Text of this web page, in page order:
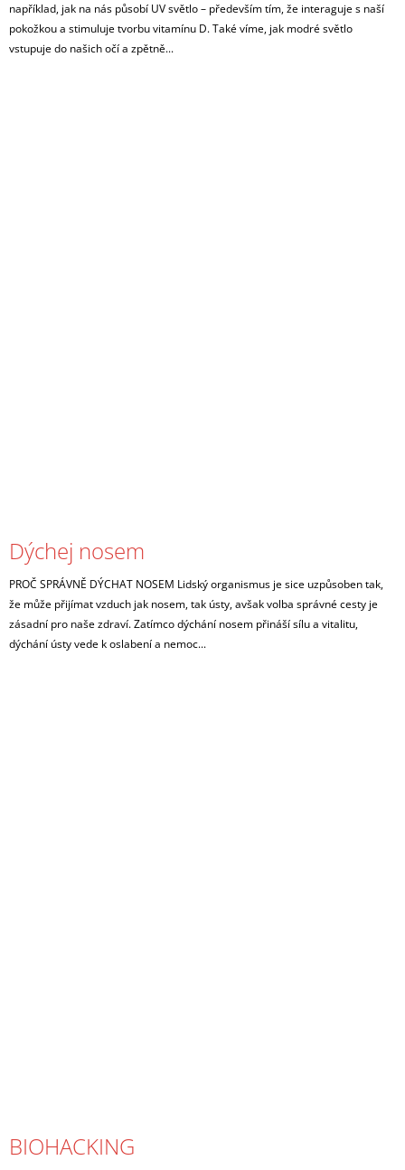
například, jak na nás působí UV světlo – především tím, že interaguje s naší
pokožkou a stimuluje tvorbu vitamínu D. Také víme, jak modré světlo
vstupuje do našich očí a zpětně...
Dýchej nosem
PROČ SPRÁVNĚ DÝCHAT NOSEM Lidský organismus je sice uzpůsoben tak,
že může přijímat vzduch jak nosem, tak ústy, avšak volba správné cesty je
zásadní pro naše zdraví. Zatímco dýchání nosem přináší sílu a vitalitu,
dýchání ústy vede k oslabení a nemoc...
BIOHACKING